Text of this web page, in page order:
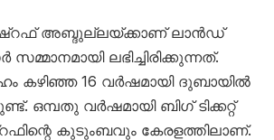
അബ്ദുല്ലയ്ക്കാണ് ലാന്‍ഡ്
ലഭിച്ചിരിക്കുന്നത്.
കഴിഞ്ഞ 16 വര്‍ഷമായി ദുബായില്‍
ഒമ്പതു വര്‍ഷമായി ബിഗ് ടിക്കറ്റ്
കുടുംബവും കേരളത്തിലാണ്.